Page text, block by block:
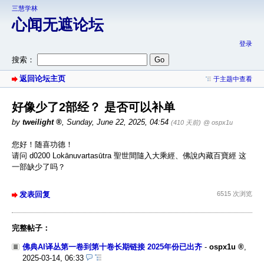
三慧学林
心闻无遮论坛
登录
搜索：
返回论坛主页 于主题中查看
好像少了2部经？ 是否可以补单
by tweilight , Sunday, June 22, 2025, 04:54 (410 天前) @ ospx1u
您好！随喜功德！
请问 d0200 Lokānuvartasūtra 聖世間隨入大乘經、佛說內藏百寶經 这
一部缺少了吗？
发表回复 6515 次浏览
完整帖子：
佛典AI译丛第一卷到第十卷长期链接 2025年份已出齐 - ospx1u
2025-03-14, 06:33